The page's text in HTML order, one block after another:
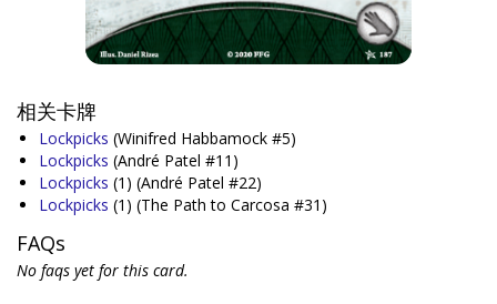
相关卡牌
Lockpicks (Winifred Habbamock #5)
Lockpicks (André Patel #11)
Lockpicks (1) (André Patel #22)
Lockpicks (1) (The Path to Carcosa #31)
FAQs
No faqs yet for this card.